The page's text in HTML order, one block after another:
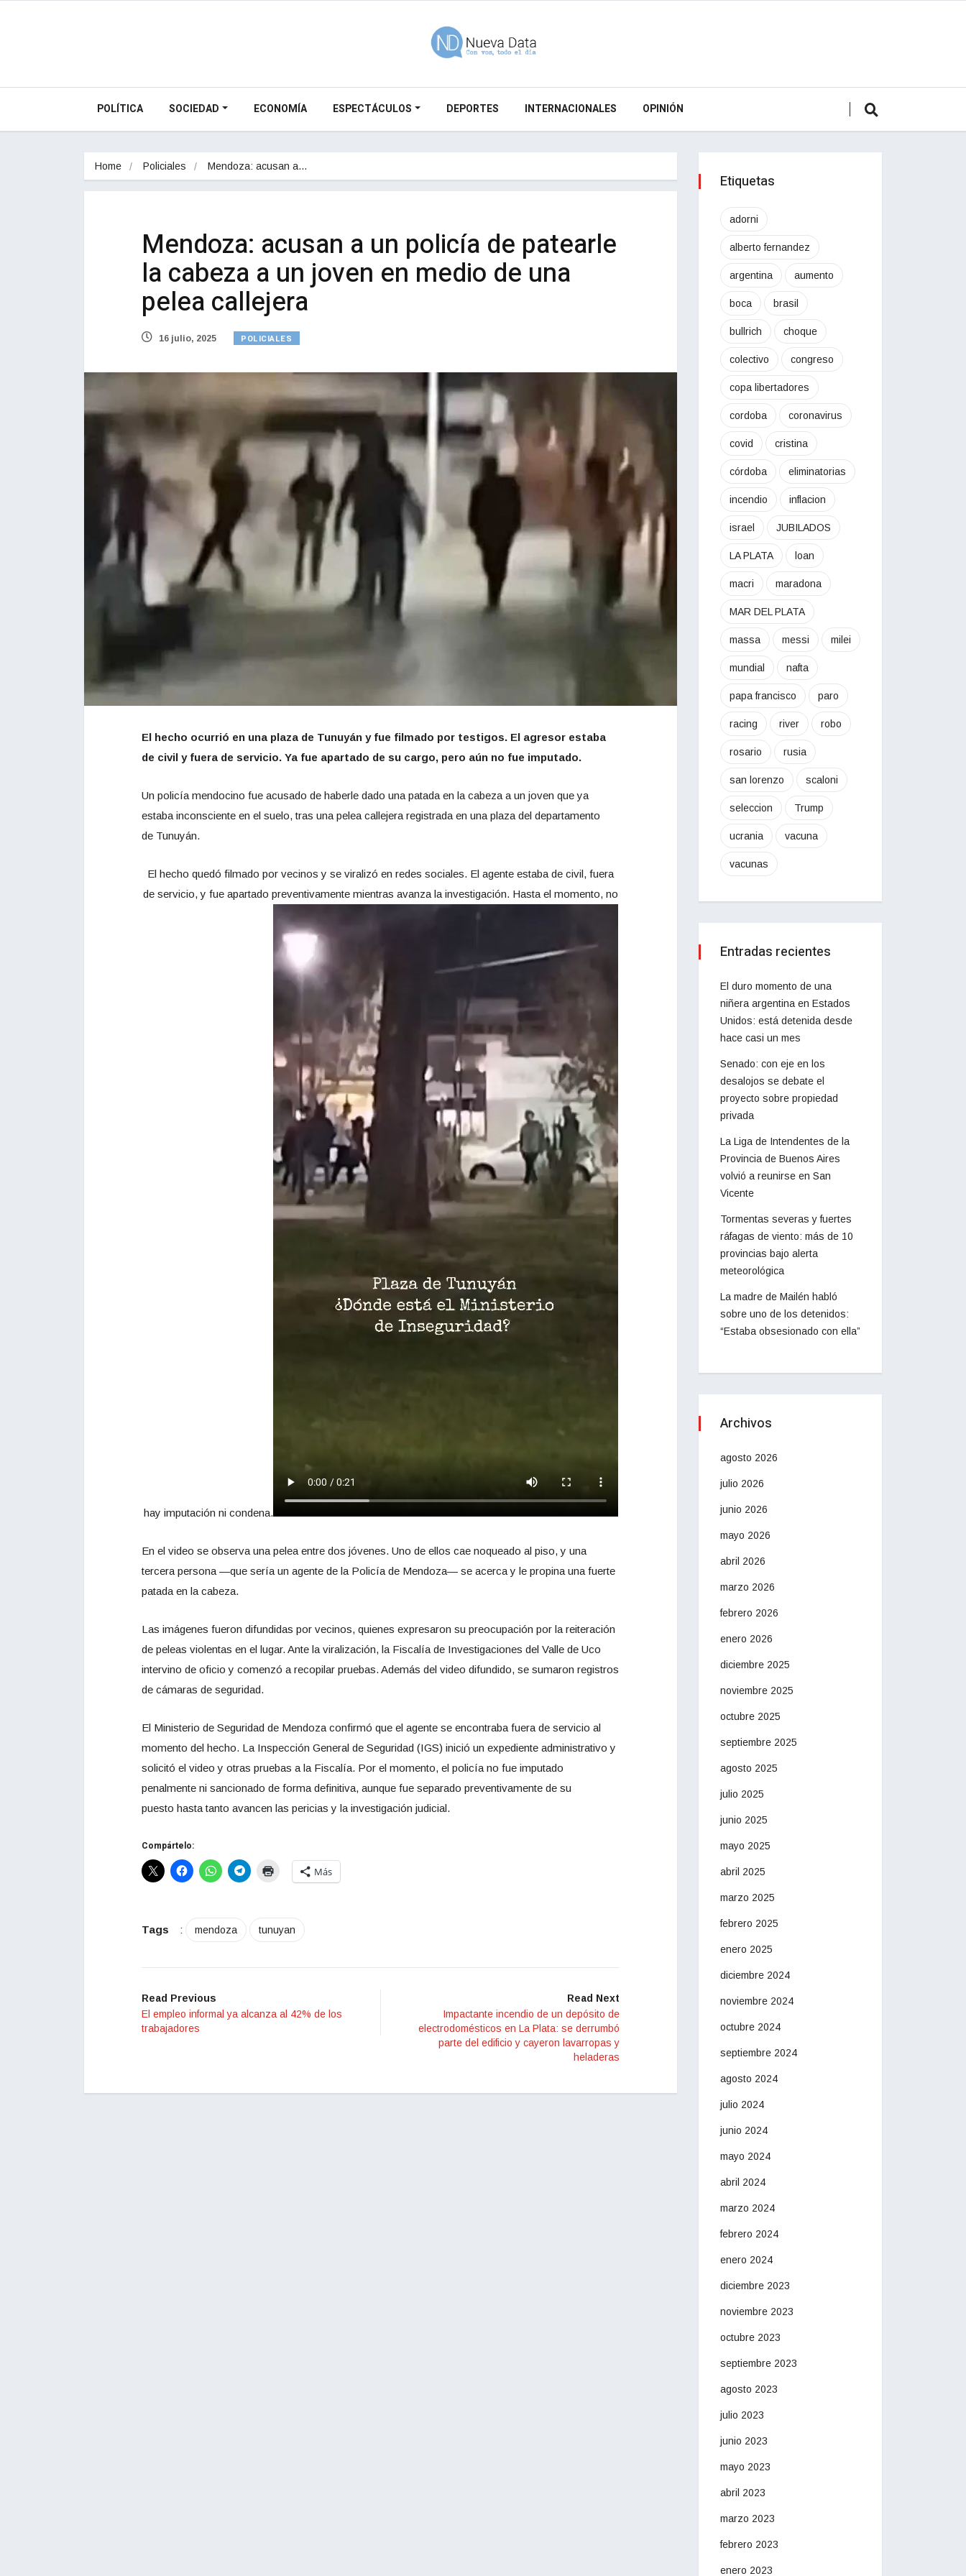
POLÍTICA SOCIEDAD ECONOMÍA ESPECTÁCULOS DEPORTES INTERNACIONALES OPINIÓN
Home Policiales Mendoza: acusan a…
Mendoza: acusan a un policía de patearle
la cabeza a un joven en medio de una
pelea callejera
16 julio, 2025 POLICIALES
El hecho ocurrió en una plaza de Tunuyán y fue filmado por testigos. El agresor estaba
de civil y fuera de servicio. Ya fue apartado de su cargo, pero aún no fue imputado.
Un policía mendocino fue acusado de haberle dado una patada en la cabeza a un joven que ya
estaba inconsciente en el suelo, tras una pelea callejera registrada en una plaza del departamento
de Tunuyán.
El hecho quedó filmado por vecinos y se viralizó en redes sociales. El agente estaba de civil, fuera
de servicio, y fue apartado preventivamente mientras avanza la investigación. Hasta el momento, no
hay imputación ni condena.
En el video se observa una pelea entre dos jóvenes. Uno de ellos cae noqueado al piso, y una
tercera persona —que sería un agente de la Policía de Mendoza— se acerca y le propina una fuerte
patada en la cabeza.
Las imágenes fueron difundidas por vecinos, quienes expresaron su preocupación por la reiteración
de peleas violentas en el lugar. Ante la viralización, la Fiscalía de Investigaciones del Valle de Uco
intervino de oficio y comenzó a recopilar pruebas. Además del video difundido, se sumaron registros
de cámaras de seguridad.
El Ministerio de Seguridad de Mendoza confirmó que el agente se encontraba fuera de servicio al
momento del hecho. La Inspección General de Seguridad (IGS) inició un expediente administrativo y
solicitó el video y otras pruebas a la Fiscalía. Por el momento, el policía no fue imputado
penalmente ni sancionado de forma definitiva, aunque fue separado preventivamente de su
puesto hasta tanto avancen las pericias y la investigación judicial.
Compártelo:
Más
Tags : mendoza tunuyan
Read Previous
El empleo informal ya alcanza al 42% de los
trabajadores
Read Next
Impactante incendio de un depósito de
electrodomésticos en La Plata: se derrumbó
parte del edificio y cayeron lavarropas y
heladeras
Etiquetas
adorni
alberto fernandez
argentina aumento
boca brasil
bullrich choque
colectivo congreso
copa libertadores
cordoba coronavirus
covid cristina
córdoba eliminatorias
incendio inflacion
israel JUBILADOS
LA PLATA loan
macri maradona
MAR DEL PLATA
massa messi milei
mundial nafta
papa francisco paro
racing river robo
rosario rusia
san lorenzo scaloni
seleccion Trump
ucrania vacuna
vacunas
Entradas recientes
El duro momento de una
niñera argentina en Estados
Unidos: está detenida desde
hace casi un mes
Senado: con eje en los
desalojos se debate el
proyecto sobre propiedad
privada
La Liga de Intendentes de la
Provincia de Buenos Aires
volvió a reunirse en San
Vicente
Tormentas severas y fuertes
ráfagas de viento: más de 10
provincias bajo alerta
meteorológica
La madre de Mailén habló
sobre uno de los detenidos:
“Estaba obsesionado con ella”
Archivos
agosto 2026
julio 2026
junio 2026
mayo 2026
abril 2026
marzo 2026
febrero 2026
enero 2026
diciembre 2025
noviembre 2025
octubre 2025
septiembre 2025
agosto 2025
julio 2025
junio 2025
mayo 2025
abril 2025
marzo 2025
febrero 2025
enero 2025
diciembre 2024
noviembre 2024
octubre 2024
septiembre 2024
agosto 2024
julio 2024
junio 2024
mayo 2024
abril 2024
marzo 2024
febrero 2024
enero 2024
diciembre 2023
noviembre 2023
octubre 2023
septiembre 2023
agosto 2023
julio 2023
junio 2023
mayo 2023
abril 2023
marzo 2023
febrero 2023
enero 2023